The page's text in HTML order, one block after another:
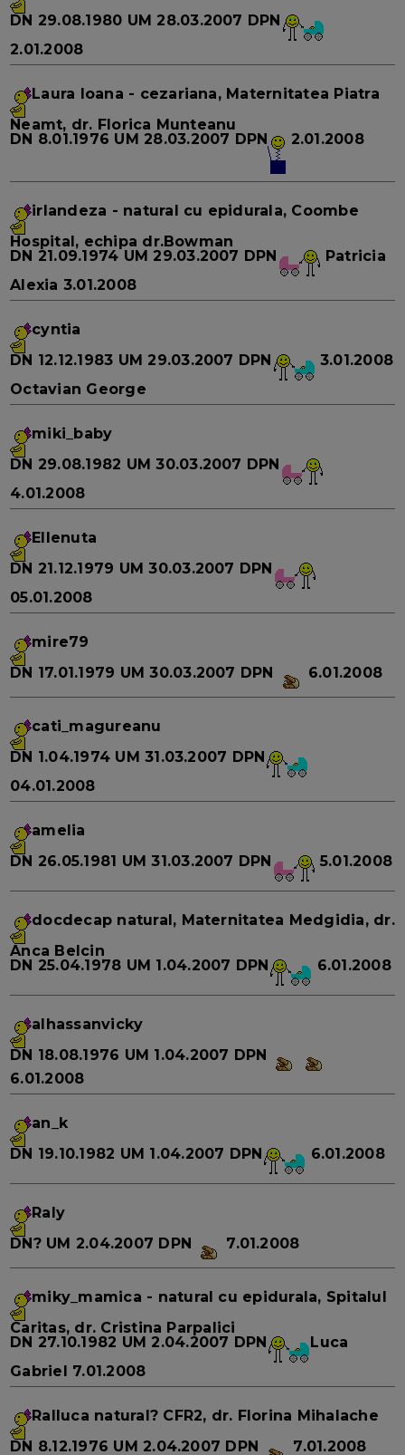
DN 29.08.1980 UM 28.03.2007 DPN
2.01.2008
Laura Ioana - cezariana, Maternitatea Piatra
Neamt, dr. Florica Munteanu
DN 8.01.1976 UM 28.03.2007 DPN 2.01.2008
irlandeza - natural cu epidurala, Coombe
Hospital, echipa dr.Bowman
DN 21.09.1974 UM 29.03.2007 DPN
Patricia
Alexia 3.01.2008
cyntia
DN 12.12.1983 UM 29.03.2007 DPN
3.01.2008
Octavian George
miki_baby
DN 29.08.1982 UM 30.03.2007 DPN
4.01.2008
Ellenuta
DN 21.12.1979 UM 30.03.2007 DPN
05.01.2008
mire79
DN 17.01.1979 UM 30.03.2007 DPN 6.01.2008
cati_magureanu
DN 1.04.1974 UM 31.03.2007 DPN
04.01.2008
amelia
DN 26.05.1981 UM 31.03.2007 DPN 5.01.2008
docdecap natural, Maternitatea Medgidia, dr.
Anca Belcin
DN 25.04.1978 UM 1.04.2007 DPN 6.01.2008
alhassanvicky
DN 18.08.1976 UM 1.04.2007 DPN
6.01.2008
an_k
DN 19.10.1982 UM 1.04.2007 DPN 6.01.2008
Raly
DN? UM 2.04.2007 DPN 7.01.2008
miky_mamica - natural cu epidurala, Spitalul
Caritas, dr. Cristina Parpalici
DN 27.10.1982 UM 2.04.2007 DPN
Luca
Gabriel 7.01.2008
Ralluca natural? CFR2, dr. Florina Mihalache
DN 8.12.1976 UM 2.04.2007 DPN 7.01.2008